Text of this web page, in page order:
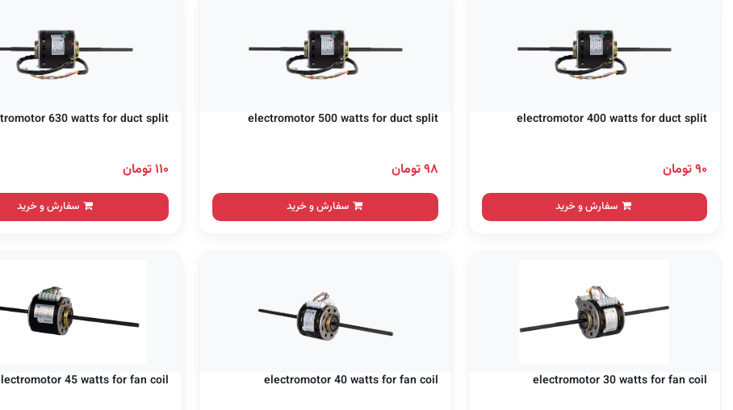
electromotor 400 watts for duct split
۹۰ تومان
سفارش و خرید
electromotor 500 watts for duct split
۹۸ تومان
سفارش و خرید
630 watts for duct split
۱۱۰ تومان
سفارش و خرید
electromotor 30 watts for fan coil
electromotor 40 watts for fan coil
45 watts for fan coil